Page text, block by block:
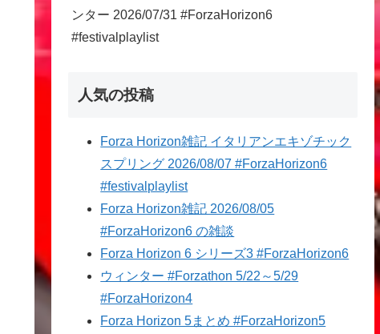
ンター 2026/07/31 #ForzaHorizon6
#festivalplaylist
人気の投稿
Forza Horizon雑記 イタリアンエキゾチック
スプリング 2026/08/07 #ForzaHorizon6
#festivalplaylist
Forza Horizon雑記 2026/08/05
#ForzaHorizon6 の雑談
Forza Horizon 6 シリーズ3 #ForzaHorizon6
ウィンター #Forzathon 5/22～5/29
#ForzaHorizon4
Forza Horizon 5まとめ #ForzaHorizon5